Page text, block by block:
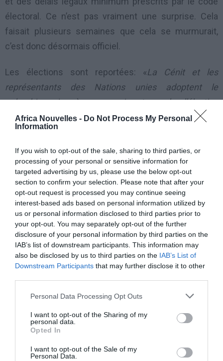
Africa Nouvelles - Do Not Process My Personal
Information
If you wish to opt-out of the sale, sharing to third parties, or
processing of your personal or sensitive information for
targeted advertising by us, please use the below opt-out
section to confirm your selection. Please note that after your
opt-out request is processed you may continue seeing
interest-based ads based on personal information utilized by
us or personal information disclosed to third parties prior to
your opt-out. You may separately opt-out of the further
disclosure of your personal information by third parties on the
IAB’s list of downstream participants. This information may
also be disclosed by us to third parties on the IAB’s List of
Downstream Participants that may further disclose it to other
Personal Data Processing Opt Outs
I want to opt-out of the Sharing of my
personal data.
Opted In
I want to opt-out of the Sale of my
Personal Data.
électoral. Ce n’est pas vraiment une surprise. Cela
faisait plusieurs semaines que cela se murmurait,
c’est donc désormais officiel.
Les élections sont reportées: «La Cénit et les
représentants des Nations unies adoptent le
calendrier ci-après : premier tour de l’élection
présidentielle, le 24 juillet, deuxième tour des
législatives, le 25 septembre, élections communales,
le 23 octobre 2013 ».
Il faut dire qu’il y a du retard. Le recensement n’est
toujours pas terminé, près de 10% du corps électoral
n’a pas de carte d’identité valable, tous les fonds
nécessaires à l’organisation des scrutins n’ont été
trouvés.
Des problèmes techniques, qui pour Béatrice Atallah,
vaut mieux une élection bien préparée, avoir des élus
bien élus, que d’avoir des élus mal élus